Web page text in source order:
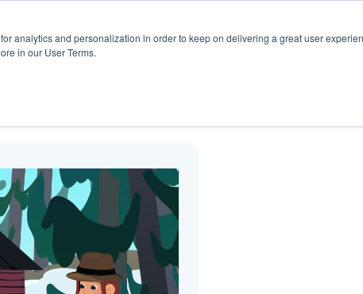
analytics and personalization in order to keep on delivering a great user
in our User Terms.